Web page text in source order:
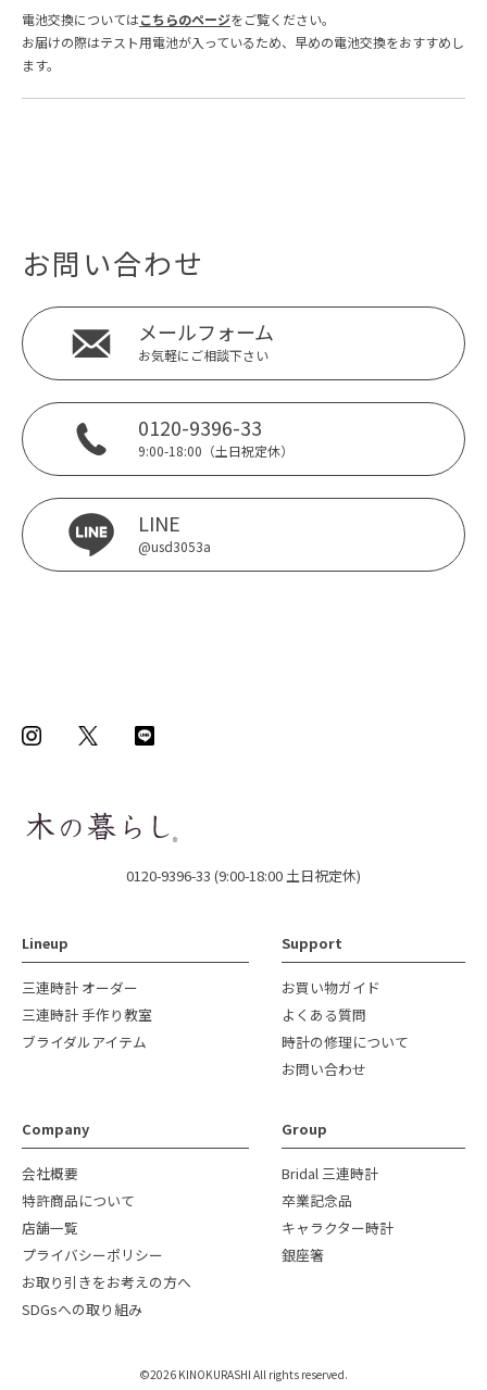
電池交換についてはこちらのページをご覧ください。
お届けの際はテスト用電池が入っているため、早めの電池交換をおすすめし
ます。
お問い合わせ
メールフォーム
お気軽にご相談下さい
0120-9396-33
9:00-18:00（土日祝定休）
LINE
@usd3053a
0120-9396-33 (9:00-18:00 土日祝定休)
Lineup
三連時計 オーダー
三連時計 手作り教室
ブライダルアイテム
Support
お買い物ガイド
よくある質問
時計の修理について
お問い合わせ
Company
会社概要
特許商品について
店舗一覧
プライバシーポリシー
お取り引きをお考えの方へ
SDGsへの取り組み
Group
Bridal 三連時計
卒業記念品
キャラクター時計
銀座箸
©2026 KINOKURASHI All rights reserved.